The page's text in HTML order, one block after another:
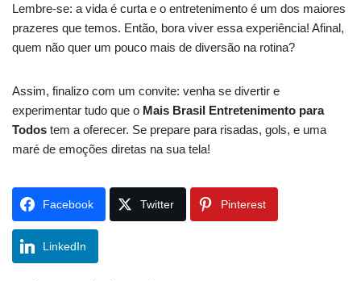
Lembre-se: a vida é curta e o entretenimento é um dos maiores
prazeres que temos. Então, bora viver essa experiência! Afinal,
quem não quer um pouco mais de diversão na rotina?
Assim, finalizo com um convite: venha se divertir e
experimentar tudo que o Mais Brasil Entretenimento para
Todos tem a oferecer. Se prepare para risadas, gols, e uma
maré de emoções diretas na sua tela!
Facebook Twitter Pinterest
LinkedIn